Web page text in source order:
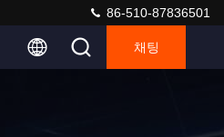
86-510-87836501
채팅